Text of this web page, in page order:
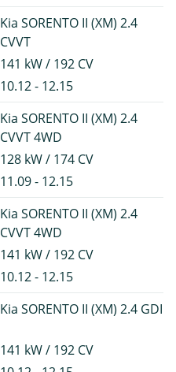
Kia SORENTO II (XM) 2.4
CVVT
141 kW / 192 CV
10.12 - 12.15
Kia SORENTO II (XM) 2.4
CVVT 4WD
128 kW / 174 CV
11.09 - 12.15
Kia SORENTO II (XM) 2.4
CVVT 4WD
141 kW / 192 CV
10.12 - 12.15
Kia SORENTO II (XM) 2.4 GDI
141 kW / 192 CV